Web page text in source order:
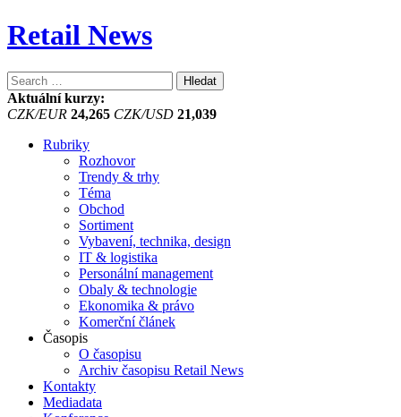
Retail News
Vyhledávání
Aktuální kurzy:
CZK/EUR 24,265 CZK/USD 21,039
Rubriky
Rozhovor
Trendy & trhy
Téma
Obchod
Sortiment
Vybavení, technika, design
IT & logistika
Personální management
Obaly & technologie
Ekonomika & právo
Komerční článek
Časopis
O časopisu
Archiv časopisu Retail News
Kontakty
Mediadata